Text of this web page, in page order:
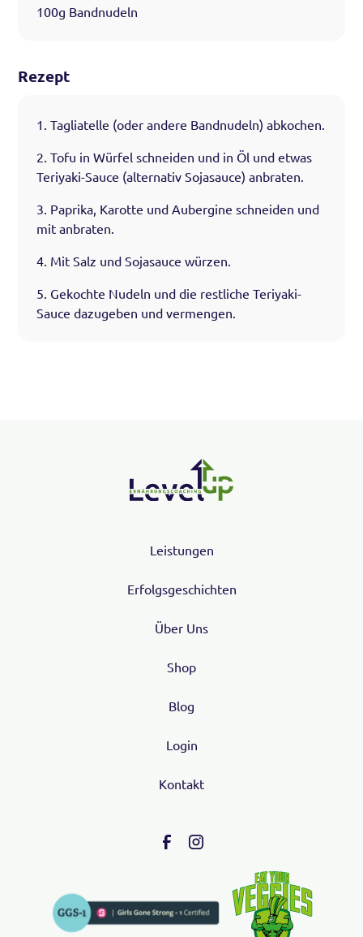
100g Bandnudeln
Rezept
1. Tagliatelle (oder andere Bandnudeln) abkochen.
2. Tofu in Würfel schneiden und in Öl und etwas
Teriyaki-Sauce (alternativ Sojasauce) anbraten.
3. Paprika, Karotte und Aubergine schneiden und
mit anbraten.
4. Mit Salz und Sojasauce würzen.
5. Gekochte Nudeln und die restliche Teriyaki-
Sauce dazugeben und vermengen.
Leistungen
Erfolgsgeschichten
Über Uns
Shop
Blog
Login
Kontakt